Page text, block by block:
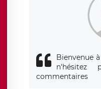
Bienvenue
n'hésitez
commentaires